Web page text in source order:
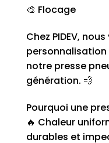
🎨 Flocage
Chez PIDEV,
notre presse
génération. 💨
Pourquoi une
🔥 Chaleur
durables et